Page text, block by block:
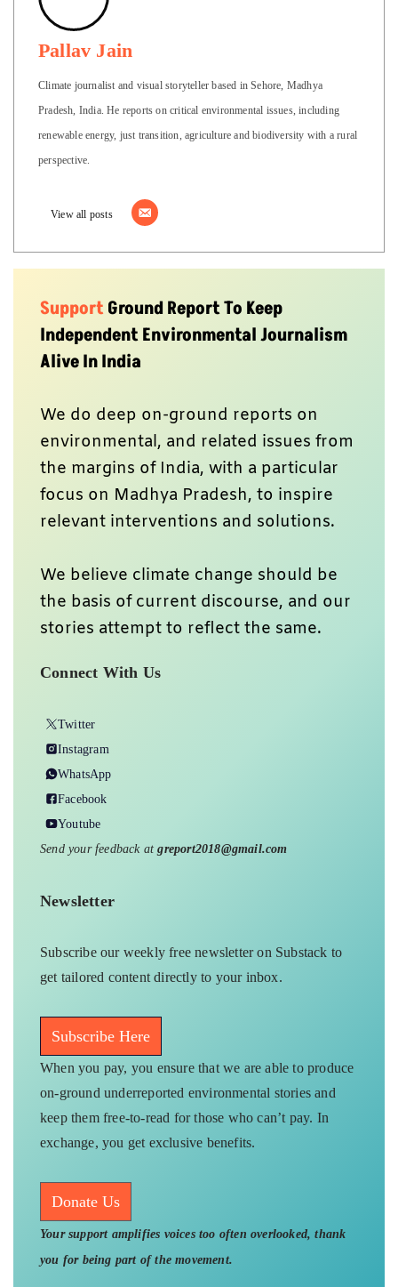
“यहाँ 40 परसेंट बेकरी बंद हो चुकी हैं”, क्या हैं भोपाल के
बेकरीवालों के चुनावी मुद्दे?
Follow Ground Report for
ChangeandUnder-Reported issuesin India. Connect
with us onFacebook,Twitter,Koo
App,Instagram ,WhatsappandYouTube. Write us
GReport2018@gmail.com
Author
Pallav Jain
Climate journalist and visual storyteller based in Sehore, Madhya
renewable energy, just transition, agriculture and biodiversity with a rural
perspective.
View all posts
SupportGround Report To Keep
Independent Environmental Journalism
Alive In India
environmental, and related issues from
the margins of India, with a particular
focus on Madhya Pradesh, to inspire
relevant interventions and solutions.
We believe climate change should be
stories attempt to reflect the same.
Connect With Us
Instagram
WhatsApp
Facebook
Youtube
Send your feedback at
Newsletter
Subscribe our weekly free newsletter on Substack to
get tailored content directly to your inbox.